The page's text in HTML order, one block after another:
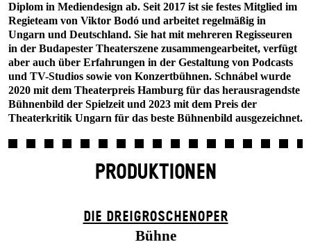
Diplom in Mediendesign ab. Seit 2017 ist sie festes Mitglied im
Regieteam von Viktor Bodó und arbeitet regelmäßig in
Ungarn und Deutschland. Sie hat mit mehreren Regisseuren
in der Budapester Theaterszene zusammengearbeitet, verfügt
aber auch über Erfahrungen in der Gestaltung von Podcasts
und TV-Studios sowie von Konzertbühnen. Schnábel wurde
2020 mit dem Theaterpreis Hamburg für das herausragendste
Bühnenbild der Spielzeit und 2023 mit dem Preis der
Theaterkritik Ungarn für das beste Bühnenbild ausgezeichnet.
PRODUKTIONEN
DIE DREI­GROSCHEN­OPER
Bühne